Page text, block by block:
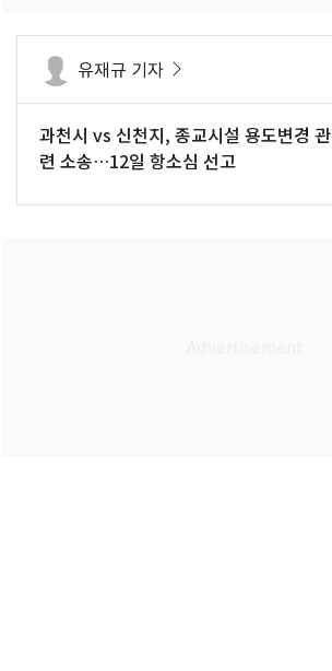
유재규 기자
과천시 vs 신천지, 종교시설 용도변경 관
련 소송…12일 항소심 선고